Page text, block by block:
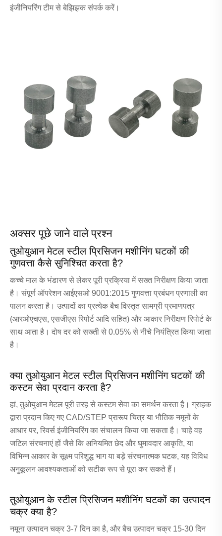
इंजीनियरिंग टीम से बेझिझक संपर्क करें।
अक्सर पूछे जाने वाले प्रश्न
तुओयुआन मेटल स्टील प्रिसिजन मशीनिंग घटकों की
गुणवत्ता कैसे सुनिश्चित करता है?
कच्चे माल के भंडारण से लेकर पूरी प्रक्रिया में सख्त निरीक्षण किया जाता
है। संपूर्ण ऑपरेशन आईएसओ 9001:2015 गुणवत्ता प्रबंधन प्रणाली का
पालन करता है। उत्पादों का प्रत्येक बैच विस्तृत सामग्री प्रमाणपत्र
(आरओएचएस, एसजीएस रिपोर्ट आदि सहित) और आकार निरीक्षण रिपोर्ट के
साथ आता है। दोष दर को सख्ती से 0.05% से नीचे नियंत्रित किया जाता
है।
क्या तुओयुआन मेटल स्टील प्रिसिजन मशीनिंग घटकों की
कस्टम सेवा प्रदान करता है?
हां, तुओयुआन मेटल पूरी तरह से कस्टम सेवा का समर्थन करता है। ग्राहक
द्वारा प्रदान किए गए CAD/STEP प्रारूप चित्र या भौतिक नमूनों के
आधार पर, रिवर्स इंजीनियरिंग का संचालन किया जा सकता है। चाहे वह
जटिल संरचनाएं हों जैसे कि अनियमित छेद और घुमावदार आकृति, या
विभिन्न आकार के सूक्ष्म परिशुद्ध भाग या बड़े संरचनात्मक घटक, यह विविध
अनुकूलन आवश्यकताओं को सटीक रूप से पूरा कर सकते हैं।
तुओयुआन के स्टील प्रिसिजन मशीनिंग घटकों का उत्पादन
चक्र क्या है?
नमूना उत्पादन चक्र 3-7 दिन का है, और बैच उत्पादन चक्र 15-30 दिन